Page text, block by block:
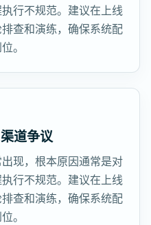
行不规范。建议在上线
查和演练，确保系统配
。
道争议
现，根本原因通常是对
行不规范。建议在上线
查和演练，确保系统配
。